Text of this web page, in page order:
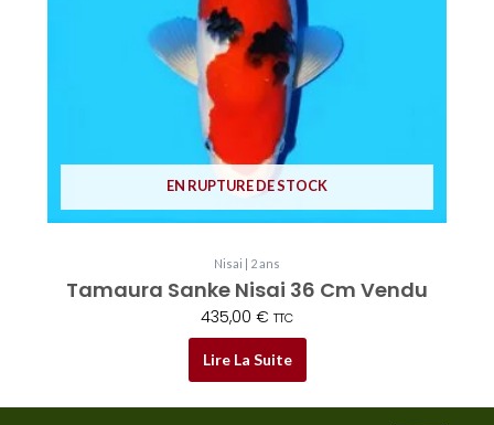
EN RUPTURE DE STOCK
Nisai | 2 ans
Tamaura Sanke Nisai 36 Cm Vendu
435,00 € TTC
Lire La Suite